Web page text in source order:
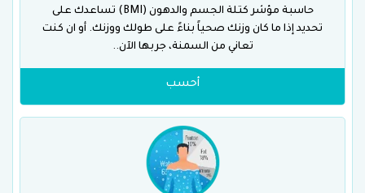
حاسبة مؤشر كتلة الجسم والدهون (BMI) تساعدك على
تحديد إذا ما كان وزنك صحياً بناءً على طولك ووزنك. أو ان كنت
تعاني من السمنة، جربها الآن..
أحسب